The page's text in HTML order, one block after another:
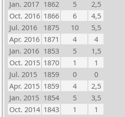
Jan. 2017 1862 5
2,5
Oct. 2016 1866 6
4,5
Jul. 2016
1875 10
5,5
Apr. 2016 1871 4
4
Jan. 2016 1853 5
1,5
Oct. 2015 1870 1
1
Jul. 2015
1859 0
0
Apr. 2015 1859 4
2,5
Jan. 2015 1854 5
3,5
Oct. 2014 1843 1
1